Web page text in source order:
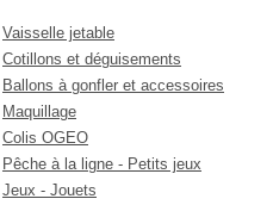
Vaisselle jetable
Cotillons et déguisements
Ballons à gonfler et accessoires
Maquillage
Colis OGEO
Pêche à la ligne - Petits jeux
Jeux - Jouets